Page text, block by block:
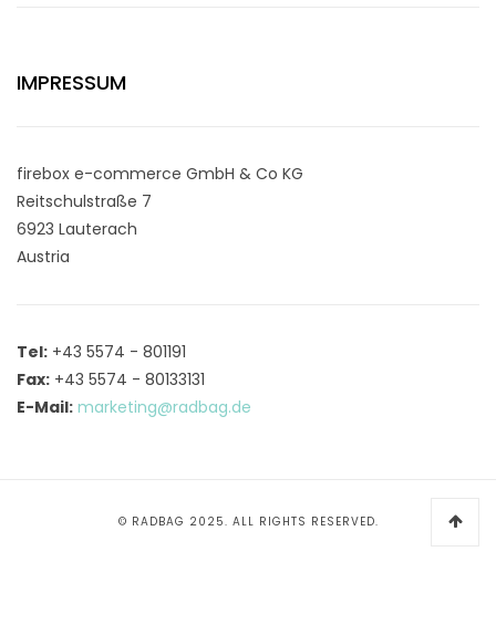
IMPRESSUM
firebox e-commerce GmbH & Co KG
Reitschulstraße 7
6923 Lauterach
Austria
Tel: +43 5574 - 801191
Fax: +43 5574 - 80133131
E-Mail: marketing@radbag.de
© RADBAG 2025. ALL RIGHTS RESERVED.